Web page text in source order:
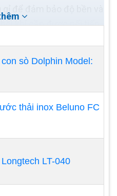
khí cần được nối tiếp
phải được kiểm soát
cao nhất cho người
sò Dolphin Model:
thải inox Beluno FC
LT-040